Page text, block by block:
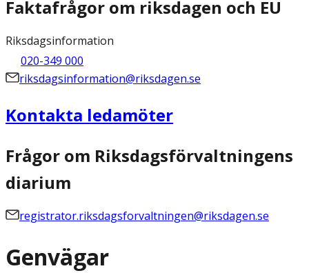
Faktafrågor om riksdagen och EU
Riksdagsinformation
020-349 000
riksdagsinformation@riksdagen.se
Kontakta ledamöter
Frågor om Riksdagsförvaltningens
diarium
registrator.riksdagsforvaltningen@riksdagen.se
Genvägar